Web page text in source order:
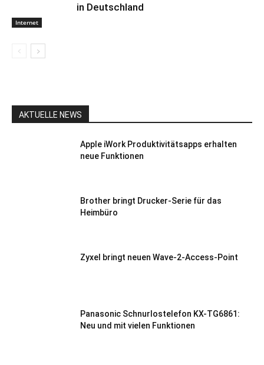
Internet
in Deutschland
AKTUELLE NEWS
Apple iWork Produktivitätsapps erhalten
neue Funktionen
Brother bringt Drucker-Serie für das
Heimbüro
Zyxel bringt neuen Wave-2-Access-Point
Panasonic Schnurlostelefon KX-TG6861:
Neu und mit vielen Funktionen